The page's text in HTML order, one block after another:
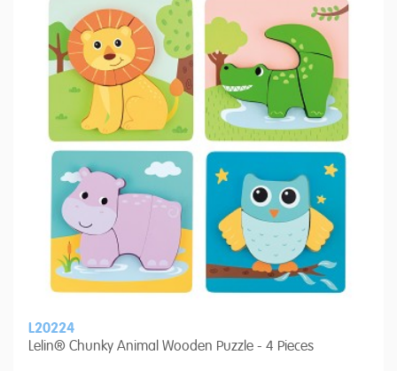
L20224
Lelin® Chunky Animal Wooden Puzzle - 4 Pieces